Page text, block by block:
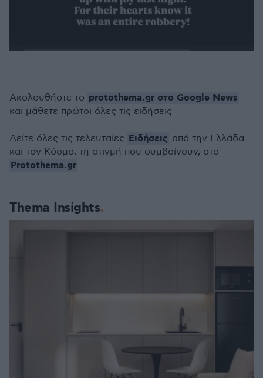
Thema Insights
Ακολουθήστε το protothema.gr στο Google News
και μάθετε πρώτοι όλες τις ειδήσεις
Δείτε όλες τις τελευταίες Ειδήσεις από την Ελλάδα
και τον Κόσμο, τη στιγμή που συμβαίνουν, στο
Protothema.gr